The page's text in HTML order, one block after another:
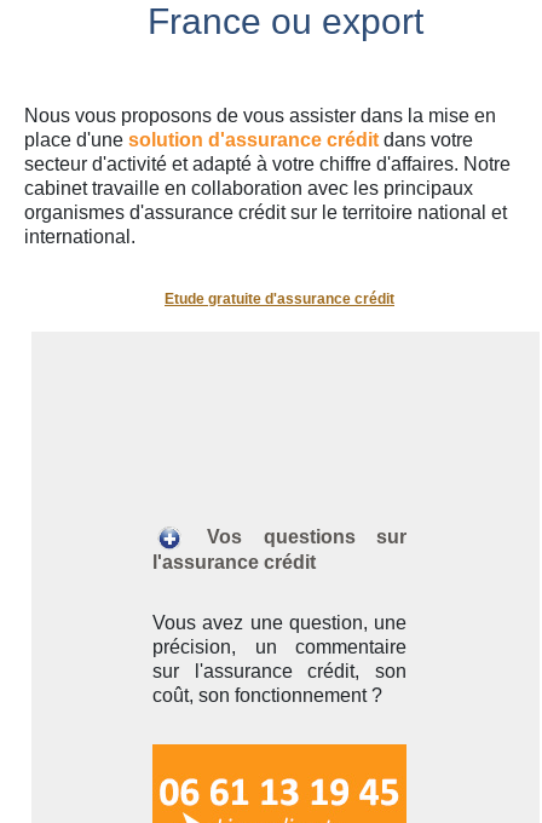
France ou export
Nous vous proposons de vous assister dans la mise en
place d'une solution d'assurance crédit dans votre
secteur d'activité et adapté à votre chiffre d'affaires. Notre
cabinet travaille en collaboration avec les principaux
organismes d'assurance crédit sur le territoire national et
international.
Etude gratuite d'assurance crédit
Vos questions sur
l'assurance crédit
Vous avez une question, une
précision, un commentaire
sur l'assurance crédit, son
coût, son fonctionnement ?